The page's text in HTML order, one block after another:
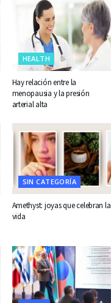
HEALTH
Hay relación entre la
menopausia y la presión
arterial alta
SIN CATEGORÍA
Amethyst: joyas que celebran la
vida